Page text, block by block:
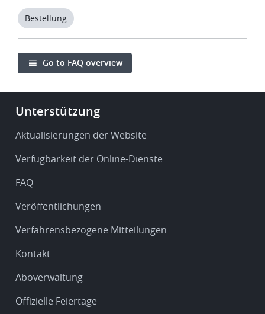
Bestellung
Go to FAQ overview
Footer
Service
support
Unterstützung
Aktualisierungen der Website
Verfügbarkeit der Online-Dienste
FAQ
Veröffentlichungen
Verfahrensbezogene Mitteilungen
Kontakt
Aboverwaltung
Offizielle Feiertage